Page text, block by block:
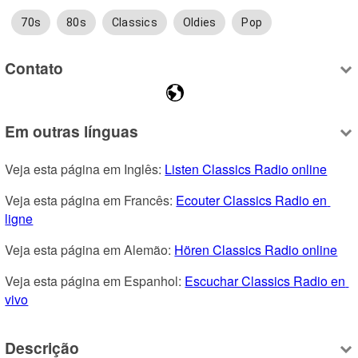
70s 80s Classics Oldies Pop
Contato
Em outras línguas
Veja esta página em Inglês: Listen Classics Radio online
Veja esta página em Francês: Ecouter Classics Radio en
ligne
Veja esta página em Alemão: Hören Classics Radio online
Veja esta página em Espanhol: Escuchar Classics Radio en
vivo
Descrição